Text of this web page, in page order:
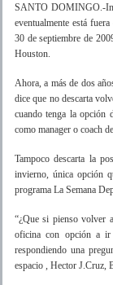
SANTO DOMINGO.-
eventualmente está
30 de septiembre de
Houston.
Ahora, a más de dos
dice que no descarta
cuando tenga la opción
como manager o coach
Tampoco descarta la
invierno, única opción
programa La Semana
“¿Que si pienso volver
oficina con opción a ir
respondiendo una
espacio , Hector J.Cruz,